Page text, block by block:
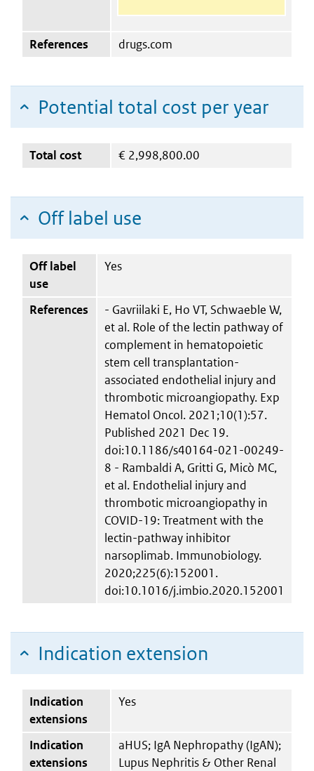
References drugs.com
Potential total cost per year
Total cost € 2,998,800.00
Off label use
Off label
use
Yes
References
- Gavriilaki E, Ho VT, Schwaeble W,
et al. Role of the lectin pathway of
complement in hematopoietic
stem cell transplantation-
associated endothelial injury and
thrombotic microangiopathy. Exp
Hematol Oncol. 2021;10(1):57.
Published 2021 Dec 19.
doi:10.1186/s40164-021-00249-
8 - Rambaldi A, Gritti G, Micò MC,
et al. Endothelial injury and
thrombotic microangiopathy in
COVID-19: Treatment with the
lectin-pathway inhibitor
narsoplimab. Immunobiology.
2020;225(6):152001.
doi:10.1016/j.imbio.2020.152001
Indication extension
Indication
extensions
Yes
Indication
extensions
aHUS; IgA Nephropathy (IgAN);
Lupus Nephritis & Other Renal